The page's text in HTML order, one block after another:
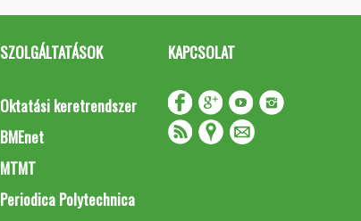
SZOLGÁLTATÁSOK
Oktatási keretrendszer
BMEnet
MTMT
Periodica Polytechnica
KAPCSOLAT